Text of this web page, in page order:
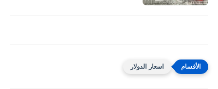
اسعار الدولار